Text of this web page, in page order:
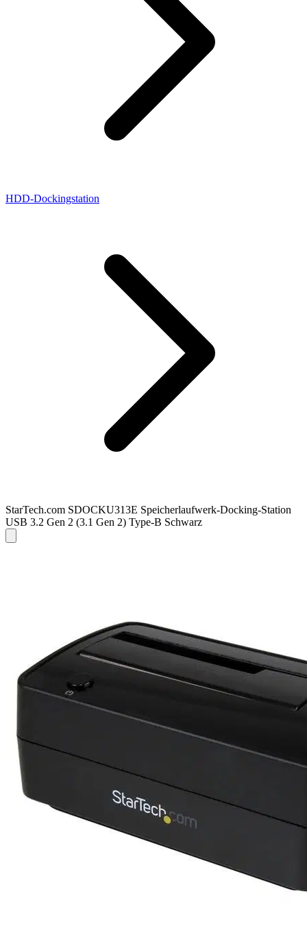
HDD-Dockingstation
StarTech.com SDOCKU313E Speicherlaufwerk-Docking-Station
USB 3.2 Gen 2 (3.1 Gen 2) Type-B Schwarz